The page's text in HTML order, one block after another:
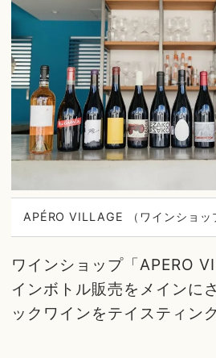
APÉRO VILLAGE （ワインショッ
ワインショップ「APERO
インボトル販売をメインに
ックワインをテイスティン